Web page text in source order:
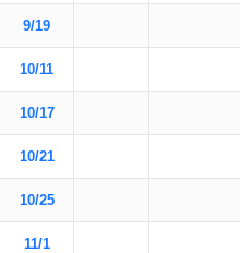
9/19
10/11
10/17
10/21
10/25
11/1